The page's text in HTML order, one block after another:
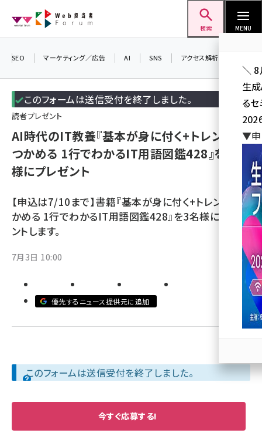
ン
検索 MENU
seo (3528)
ai (2811)
youtube (2439)
note (2315)
セミナー (2308)
meo (1277)
llmo (1166)
SEO マーケティング／広告 AI SNS アクセス解析／データ分析
このフォームは送信受付を終了しました。
読者プレゼント
AI時代のIT教養『基本が身に付く+トレンドが
つかめる 1行でわかるIT用語図鑑428』を3名
様にプレゼント
【申込は7/10まで】書籍『基本が身に付く+トレンドがつ
かめる 1行でわかるIT用語図鑑428』を3名様にプレゼ
ントします。
7月3日 10:00
優先するニュース提供元に追加
このフォームは送信受付を終了しました。
今すぐ応募する!
＼ 8
生
る
▼申